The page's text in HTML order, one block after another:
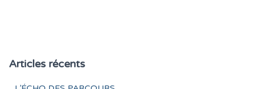
Articles récents